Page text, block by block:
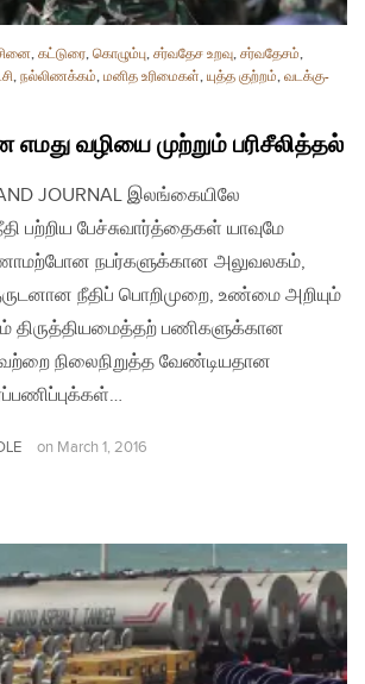
, கட்டுரை, கொழும்பு, சர்வதேச உறவு, சர்வதேசம்,
, நல்லிணக்கம், மனித உரிமைகள், யுத்த குற்றம், வடக்கு-
வழியை முற்றும் பரிசீலித்தல்
AND JOURNAL இலங்கையிலே
பற்றிய பேச்சுவார்த்தைகள் யாவுமே
நபர்களுக்கான அலுவலகம்,
நீதிப் பொறிமுறை, உண்மை அறியும்
திருத்தியமைத்தற் பணிகளுக்கான
நிலைநிறுத்த வேண்டியதான
on March 1, 2016